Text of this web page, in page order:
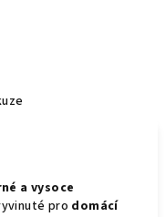
a vysoce
pro domácí